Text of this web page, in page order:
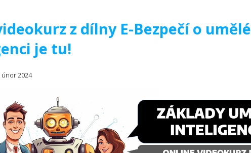
z dílny E-Bezpečí o umělé
je tu!
2024